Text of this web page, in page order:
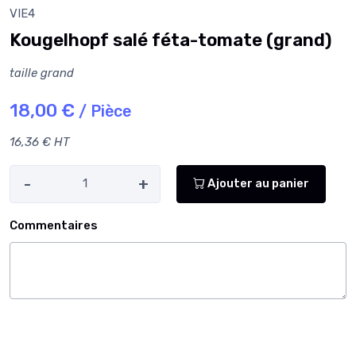
VIE4
Kougelhopf salé féta-tomate (grand)
taille grand
18,00 € / Pièce
16,36 € HT
- + Ajouter au panier
Commentaires